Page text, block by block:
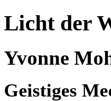
Licht der
Yvonne
Geistiges